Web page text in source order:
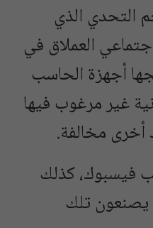
التحدي الذي
العملاق في
أجهزة الحاسب
غير مرغوب فيها
أخرى مخالفة.
فيسبوك، كذلك
يصنعون تلك